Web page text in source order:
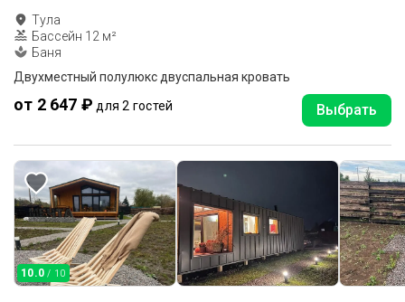
Тула
Бассейн 12 м²
Баня
Двухместный полулюкс двуспальная кровать
от 2 647 ₽ для 2 гостей Выбрать
10.0 / 10